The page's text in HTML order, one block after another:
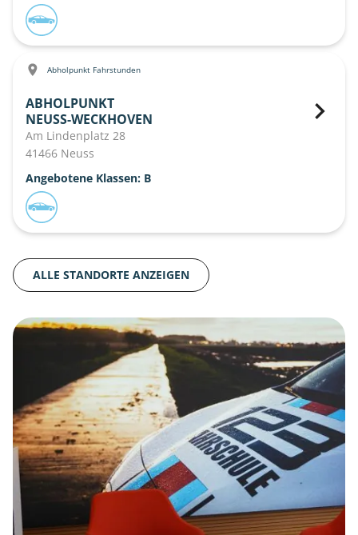
Abholpunkt Fahrstunden
ABHOLPUNKT
NEUSS-WECKHOVEN
Am Lindenplatz 28
41466 Neuss
Angebotene Klassen: B
ALLE STANDORTE ANZEIGEN